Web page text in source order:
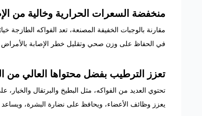
منخفضة السعرات الحرارية وخالية من
مقارنة بالوجبات الخفيفة المصنعة، تعد الفواكه الطازجة
في الحفاظ على وزن صحي وتقليل خطر الإصابة
تعزز الترطيب بفضل محتواها العالي من
تحتوي العديد من الفواكه، مثل البطيخ والبرتقال
يعزز وظائف الأعضاء، ويحافظ على نضارة البشرة،